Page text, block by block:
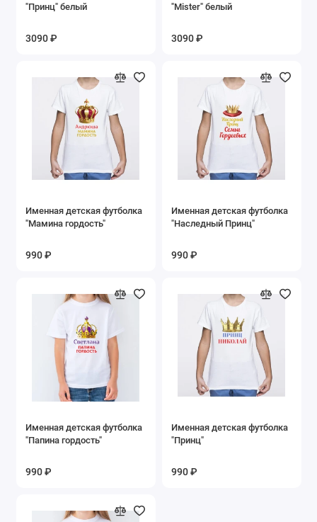
"Принц" белый
3090 ₽
"Mister" белый
3090 ₽
Именная детская футболка
"Мамина гордость"
990 ₽
Именная детская футболка
"Наследный Принц"
990 ₽
Именная детская футболка
"Папина гордость"
990 ₽
Именная детская футболка
"Принц"
990 ₽